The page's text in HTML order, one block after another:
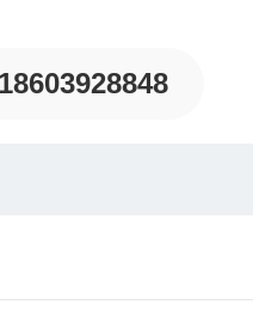
18603928848